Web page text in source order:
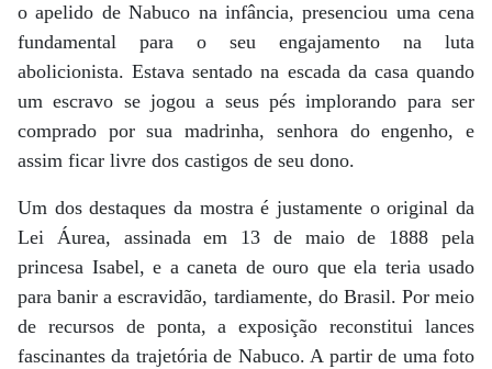
o apelido de Nabuco na infância, presenciou uma cena
fundamental para o seu engajamento na luta
abolicionista. Estava sentado na escada da casa quando
um escravo se jogou a seus pés implorando para ser
comprado por sua madrinha, senhora do engenho, e
assim ficar livre dos castigos de seu dono.
Um dos destaques da mostra é justamente o original da
Lei Áurea, assinada em 13 de maio de 1888 pela
princesa Isabel, e a caneta de ouro que ela teria usado
para banir a escravidão, tardiamente, do Brasil. Por meio
de recursos de ponta, a exposição reconstitui lances
fascinantes da trajetória de Nabuco. A partir de uma foto